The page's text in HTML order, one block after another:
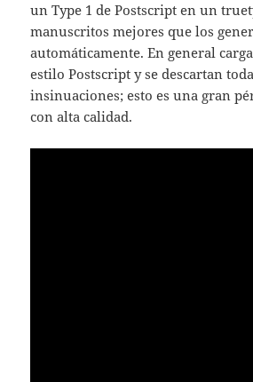
un Type 1 de Postscript en un
manuscritos mejores que los
automáticamente. En general
estilo Postscript y se descartan
insinuaciones; esto es una gran
con alta calidad.